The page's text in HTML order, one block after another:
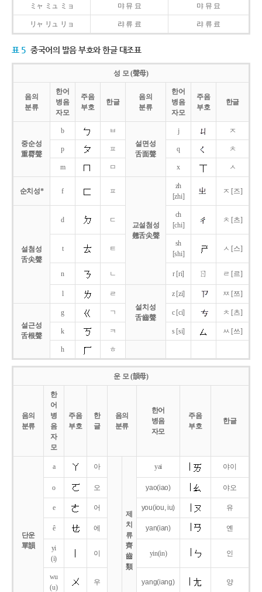
ミャ ミュ ミョ 먀 뮤 묘 먀 뮤 묘
リャ リュ リョ 랴 류 료 랴 류 료
표 5 중국어의 발음 부호와 한글 대조표
성 모 (聲母)
음의
분류
한어
병음
자모
주음
부호
한글
음의
분류
한어
병음
자모
주음
부호
한글
중순성
重脣聲
b
ㅂ
설면성
舌面聲
j ㅈ
p ㅍ q ㅊ
m ㅁ x ㅅ
순치성* f ㅍ
교설첨성
翹舌尖聲
zh
[zhi]
ㅈ [즈]
설첨성
舌尖聲
d ㄷ
ch
[chi]
ㅊ [츠]
t ㅌ
sh
[shi]
ㅅ [스]
n ㄴ r [ri] ㄖ ㄹ [르]
l
ㄹ
설치성
舌齒聲
z [zi] ㅉ [쯔]
설근성
舌根聲
g ㄱ c [ci] ㅊ [츠]
k ㅋ s [si] ㅆ [쓰]
h ㅎ
운 모 (韻母)
음의
분류
한
어
병
음
자
모
주음
부호
한
글
음의
분류
한어
병음
자모
주음
부호
한글
단운
單韻
a 아
제
치
류
齊
齒
類
yai 야이
o 오 yao(iao) 야오
e 어 you(iou,iu) 유
ê 에 yan(ian) 옌
yi
(i)
이 yin(in) 인
wu
(u)
우 yang(iang) 양